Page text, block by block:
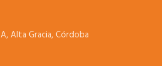
Alta Gracia, Córdoba